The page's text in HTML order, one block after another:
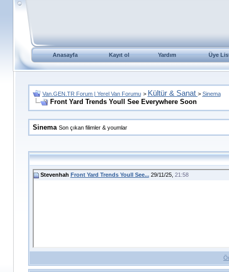
Anasayfa Kayıt ol Yardım Üye
Van.GEN.TR Forum | Yerel Van Forumu > Kültür & Sanat > Sinema
Front Yard Trends Youll See Everywhere Soon
Sinema Son çıkan filimler & youmlar
Stevenhah Front Yard Trends Youll See...29/11/25, 21:58